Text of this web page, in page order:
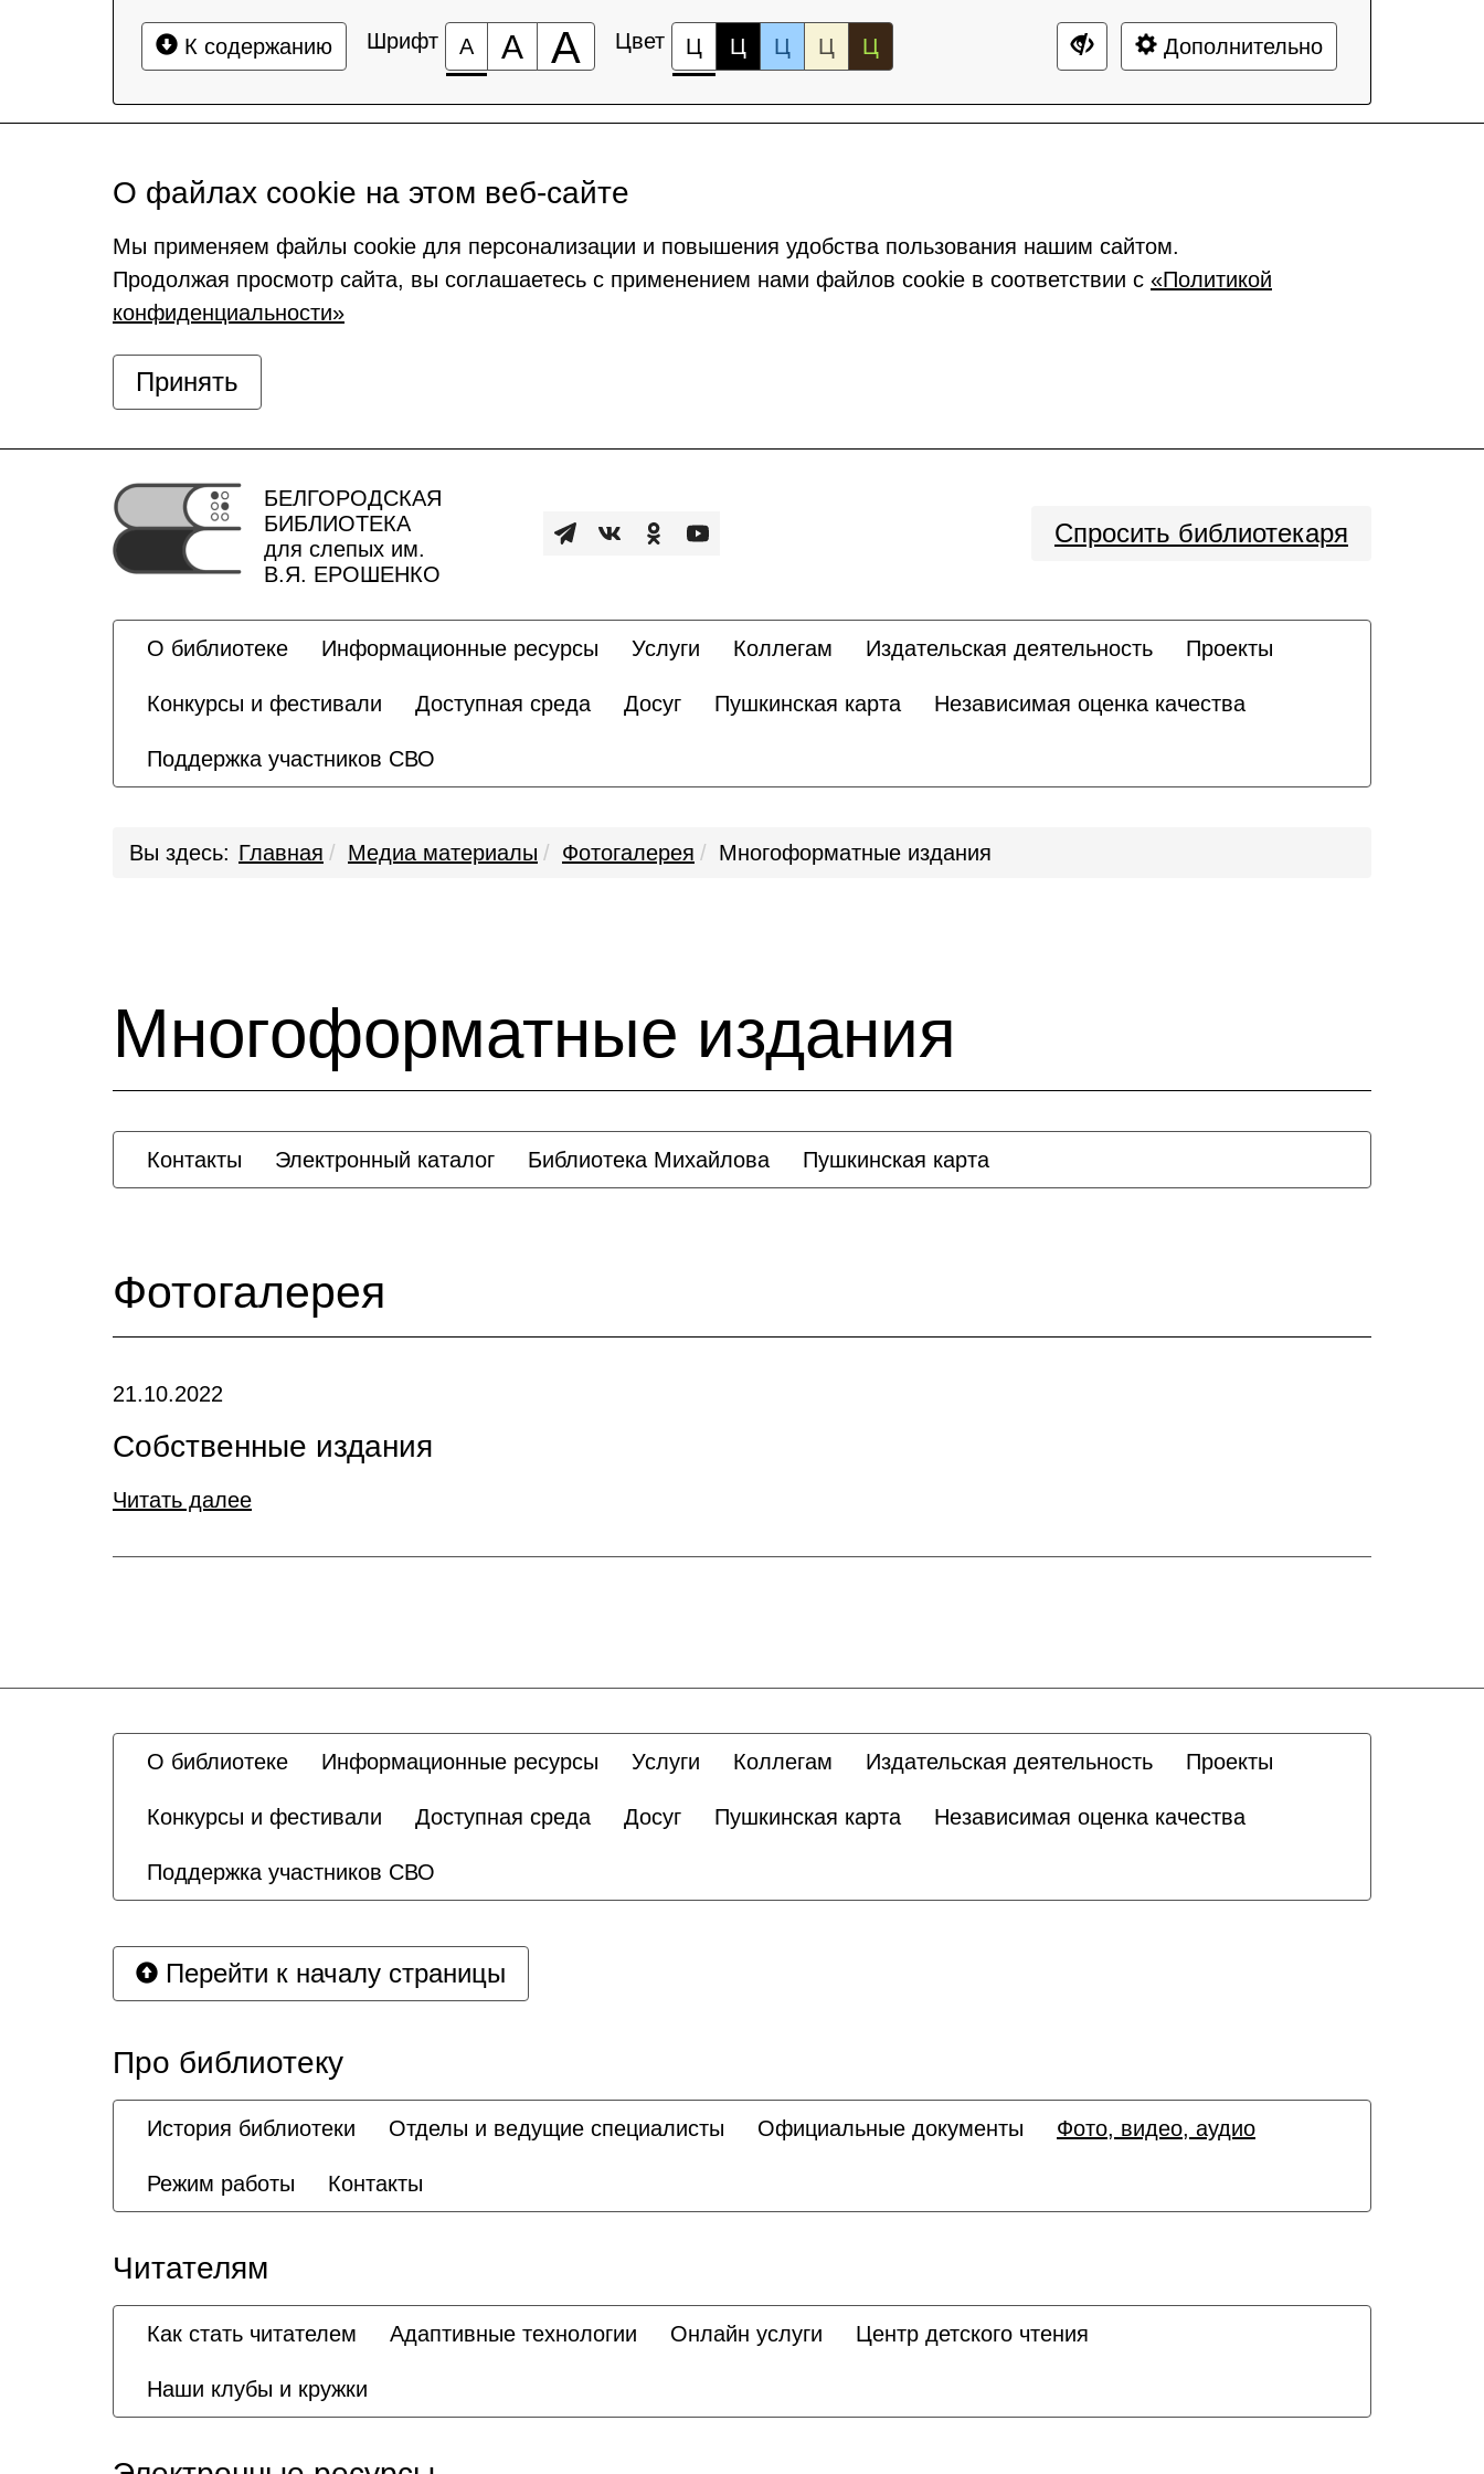
К содержанию Шрифт А А А Цвет Ц Ц Ц Ц Ц Дополнительно
О файлах cookie на этом веб-сайте
Мы применяем файлы cookie для персонализации и повышения удобства пользования нашим сайтом.
Продолжая просмотр сайта, вы соглашаетесь с применением нами файлов cookie в соответствии с «Политикой
конфиденциальности»
Принять
БЕЛГОРОДСКАЯ
БИБЛИОТЕКА
для слепых им.
В.Я. ЕРОШЕНКО
Спросить библиотекаря
О библиотеке Информационные ресурсы Услуги Коллегам Издательская деятельность Проекты
Конкурсы и фестивали Доступная среда Досуг Пушкинская карта Независимая оценка качества
Поддержка участников СВО
Вы здесь: Главная Медиа материалы Фотогалерея Многоформатные издания
Многоформатные издания
Контакты Электронный каталог Библиотека Михайлова Пушкинская карта
Фотогалерея
21.10.2022
Собственные издания
Читать далее
О библиотеке Информационные ресурсы Услуги Коллегам Издательская деятельность Проекты
Конкурсы и фестивали Доступная среда Досуг Пушкинская карта Независимая оценка качества
Поддержка участников СВО
Перейти к началу страницы
Про библиотеку
История библиотеки Отделы и ведущие специалисты Официальные документы Фото, видео, аудио
Режим работы Контакты
Читателям
Как стать читателем Адаптивные технологии Онлайн услуги Центр детского чтения
Наши клубы и кружки